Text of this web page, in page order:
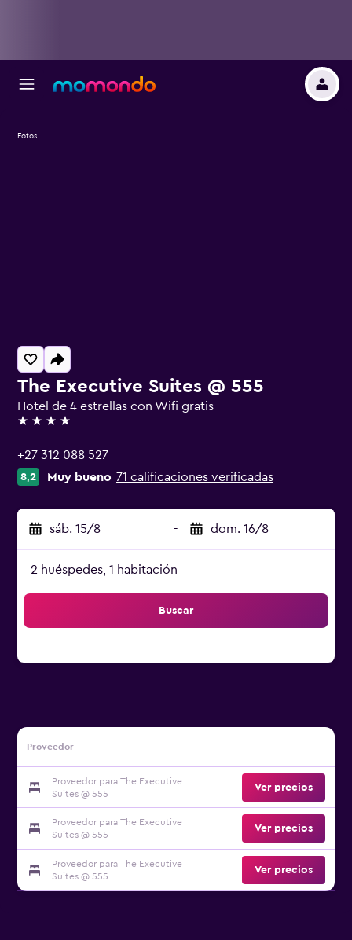
The Executive Suites @ 555
Hotel de 4 estrellas con Wifi gratis
4 estrellas
+27 312 088 527
8,2 Muy bueno 71 calificaciones verificadas
sáb. 15/8 - dom. 16/8
2 huéspedes, 1 habitación
Buscar
Proveedor
Proveedor para The Executive
Suites @ 555
Ver precios
Proveedor para The Executive
Suites @ 555
Ver precios
Proveedor para The Executive
Suites @ 555
Ver precios
Fotos